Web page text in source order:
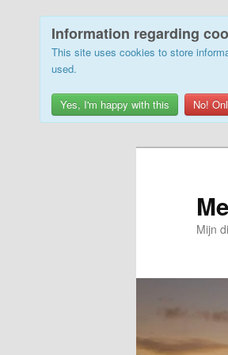
Information regarding
This site uses cookies to store
used.
Yes, I'm happy with this No!
Mijn